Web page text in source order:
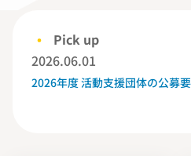
Pick up
2026.06.01
2026年度 活動支援団体の公募